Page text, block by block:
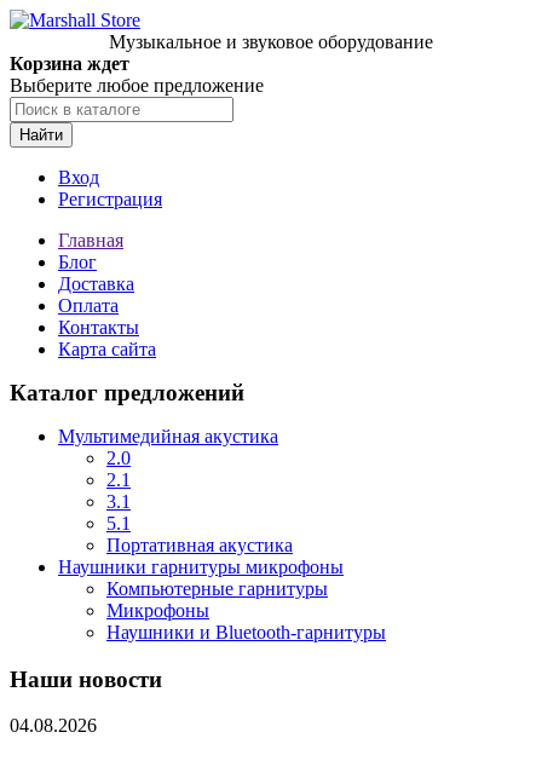
Музыкальное и звуковое оборудование
Корзина ждет
Выберите любое предложение
Найти
Вход
Регистрация
Главная
Блог
Доставка
Оплата
Контакты
Карта сайта
Каталог предложений
Мультимедийная акустика
2.0
2.1
3.1
5.1
Портативная акустика
Наушники гарнитуры микрофоны
Компьютерные гарнитуры
Микрофоны
Наушники и Bluetooth-гарнитуры
Наши новости
04.08.2026